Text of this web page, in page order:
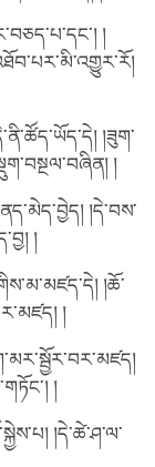
།
།ཟུག་
།
།དེ་བས་
།
།ཆོ་
།
།
།དེ་ཚེ་ཤ་ལ་